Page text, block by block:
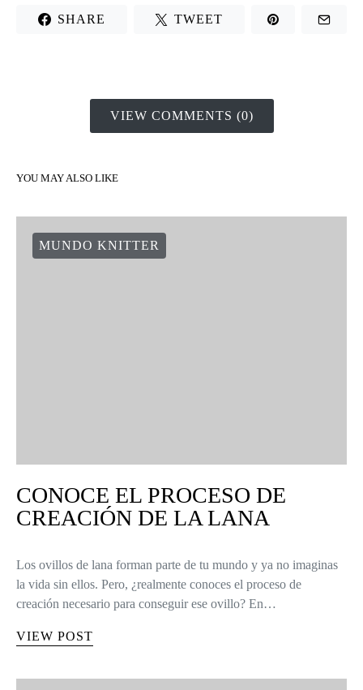
SHARE TWEET
VIEW COMMENTS (0)
YOU MAY ALSO LIKE
MUNDO KNITTER
CONOCE EL PROCESO DE
CREACIÓN DE LA LANA
Los ovillos de lana forman parte de tu mundo y ya no imaginas
la vida sin ellos. Pero, ¿realmente conoces el proceso de
creación necesario para conseguir ese ovillo? En…
VIEW POST